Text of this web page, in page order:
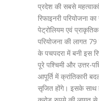
प्रदेश की सबसे
रिफाइनरी परियोजना
पेट्रोलियम एवं
परियोजना की लागत
के पचपदरा में बनी इस
पूरे पश्चिमी और उत्तर-
आपूर्ति में क्रांतिकारी
सृजित होंगे। इसके साथ